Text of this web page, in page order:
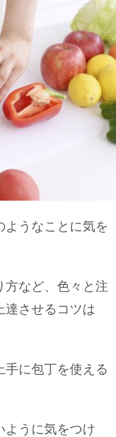
ようなことに気を
方など、色々と注
達させるコツは
手に包丁を使える
ように気をつけ